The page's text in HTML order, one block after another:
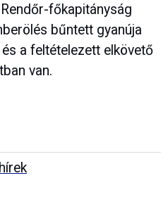
főkapitányság
bűntett gyanúja
a feltételezett elkövető
van.
hírek